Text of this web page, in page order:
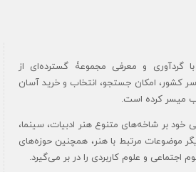
با گردآوری و معرفی مجموعۀ گسترده‌ای از
کشور، امکان جستجو، انتخاب و خرید آسان
میسر کرده است.
خود بر شاخه‌های متنوع هنر ادبیات، سینما،
موضوعات مرتبط با هنر، همچنین حوزه‌های
اجتماعی و علوم کاربردی را در بر می‌گیرد.